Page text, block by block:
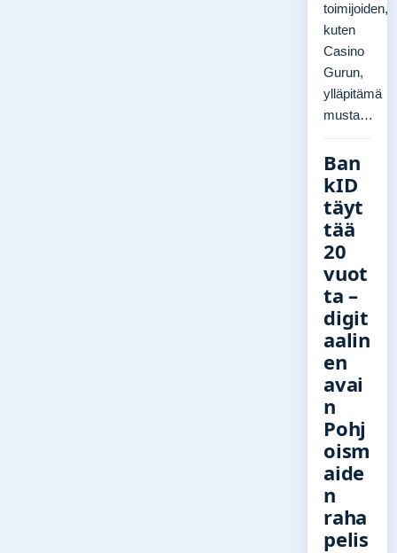
toimijoiden,
kuten
Casino
Gurun,
ylläpitämä
musta…
Ban
kID
täyt
tää
20
vuot
ta –
digit
aalin
en
avai
n
Pohj
oism
aide
n
raha
pelis